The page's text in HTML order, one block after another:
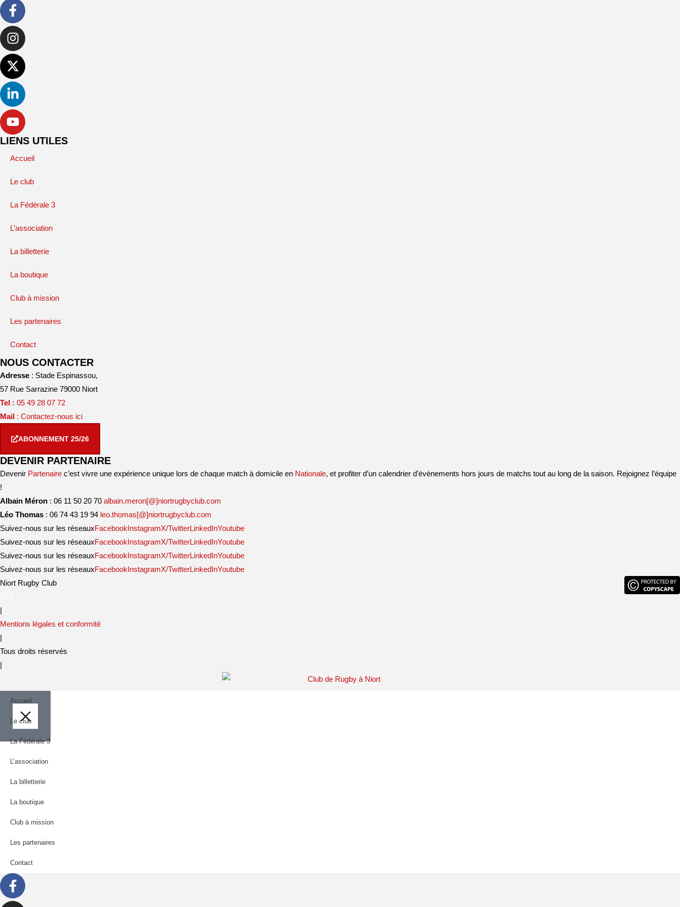
LIENS UTILES
Accueil
Le club
La Fédérale 3
L’association
La billetterie
La boutique
Club à mission
Les partenaires
Contact
NOUS CONTACTER
Adresse : Stade Espinassou,
57 Rue Sarrazine 79000 Niort
Tel : 05 49 28 07 72
Mail : Contactez-nous ici
ABONNEMENT 25/26
DEVENIR PARTENAIRE
Devenir Partenaire c’est vivre une expérience unique lors de chaque match à domicile en Nationale, et profiter d’un calendrier d’évènements hors jours de matchs tout au long de la saison. Rejoignez l’équipe
!
Albain Méron : 06 11 50 20 70 albain.meron[@]niortrugbyclub.com
Léo Thomas : 06 74 43 19 94 leo.thomas[@]niortrugbyclub.com
Suivez-nous sur les réseauxFacebookInstagramX/TwitterLinkedInYoutube
Suivez-nous sur les réseauxFacebookInstagramX/TwitterLinkedInYoutube
Suivez-nous sur les réseauxFacebookInstagramX/TwitterLinkedInYoutube
Suivez-nous sur les réseauxFacebookInstagramX/TwitterLinkedInYoutube
Niort Rugby Club
|
Mentions légales et conformité
|
Tous droits réservés
|
Accueil
Le club
La Fédérale 3
L’association
La billetterie
La boutique
Club à mission
Les partenaires
Contact